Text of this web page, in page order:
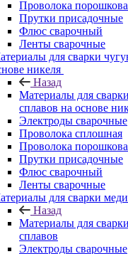
Проволока
Прутки присадочные
Флюс сварочный
Ленты сварочные
для сварки
никеля
Назад
Материалы для
сплавов на основе
Электроды сварочные
Проволока сплошная
Проволока
Прутки присадочные
Флюс сварочный
Ленты сварочные
для сварки
Назад
Материалы для
сплавов
Электроды сварочные